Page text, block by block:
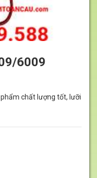
6009
chất lượng tốt, lưỡi